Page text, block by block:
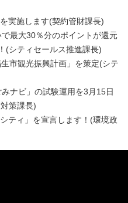
実施します(契約管財課長)
最大30％分のポイントが還元
(シティセールス推進課長)
市観光振興計画」を策定(シテ
ナビ」の試験運用を3月15日
策課長)
ティ」を宣言します！(環境政